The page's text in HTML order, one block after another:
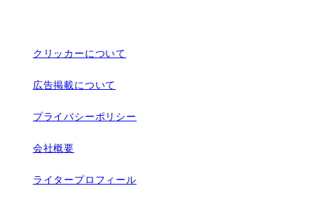
クリッカーについて
広告掲載について
プライバシーポリシー
会社概要
ライタープロフィール